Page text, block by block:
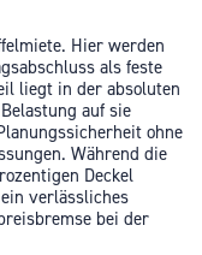
Hier werden
als feste
liegt in der absoluten
auf sie
ohne
Während die
Deckel
verlässliches
bei der